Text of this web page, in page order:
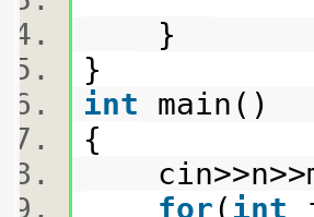
}
}
int main()
{
for( int